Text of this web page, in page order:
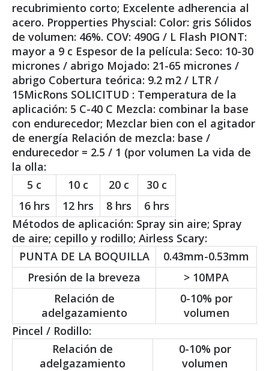
recubrimiento corto; Excelente adherencia al
acero. Propperties Physcial: Color: gris Sólidos
de volumen: 46%. COV: 490G / L Flash PIONT:
mayor a 9 c Espesor de la película: Seco: 10-30
micrones / abrigo Mojado: 21-65 micrones /
abrigo Cobertura teórica: 9.2 m2 / LTR /
15MicRons SOLICITUD : Temperatura de la
aplicación: 5 C-40 C Mezcla: combinar la base
con endurecedor; Mezclar bien con el agitador
de energía Relación de mezcla: base /
endurecedor = 2.5 / 1 (por volumen La vida de
la olla:
5 c
10 c 20 c
30 c
16 hrs
12 hrs 8 hrs
6 hrs
Métodos de aplicación: Spray sin aire; Spray
de aire; cepillo y rodillo; Airless Scary:
PUNTA DE LA BOQUILLA
0.43mm-0.53mm
Presión de la breveza
> 10MPA
Relación de
adelgazamiento
0-10% por
volumen
Pincel / Rodillo:
Relación de
adelgazamiento
0-10% por
volumen